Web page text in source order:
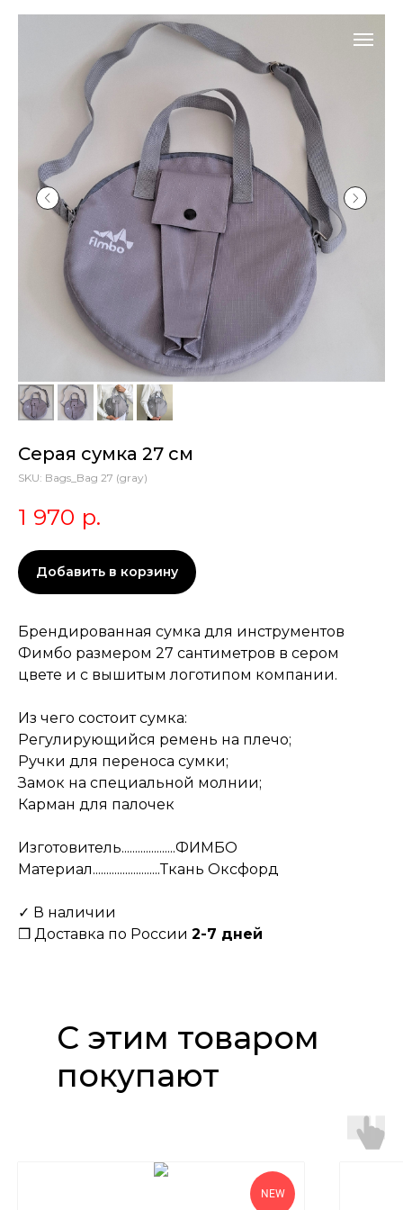
Серая сумка 27 см
SKU: Bags_Bag 27 (gray)
1 970 р.
Добавить в корзину
Брендированная сумка для инструментов
Фимбо размером 27 сантиметров в сером
цвете и с вышитым логотипом компании.
Из чего состоит сумка:
Регулирующийся ремень на плечо;
Ручки для переноса сумки;
Замок на специальной молнии;
Карман для палочек
Изготовитель....................ФИМБО
Материал.........................Ткань Оксфорд
✓ В наличии
❒ Доставка по России 2-7 дней
С этим товаром
покупают
NEW